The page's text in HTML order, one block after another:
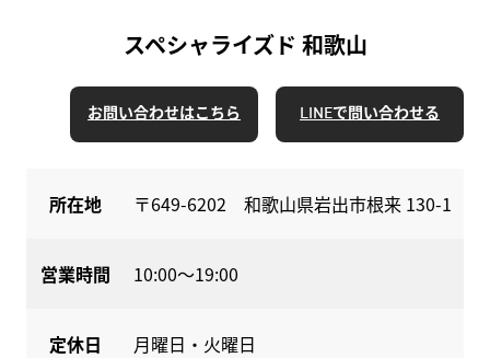
スペシャライズド 和歌山
お問い合わせはこちら LINEで問い合わせる
所在地 〒649-6202 和歌山県岩出市根来 130-1
営業時間 10:00〜19:00
定休日 月曜日・火曜日